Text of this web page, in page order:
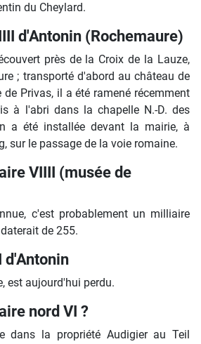
du Cheylard.
d'Antonin (Rochemaure)
près de la Croix de la Lauze,
; transporté d'abord au château de
Privas, il a été ramené récemment
à l'abri dans la chapelle N.-D. des
a été installée devant la mairie, à
sur le passage de la voie romaine.
VIIII (musée de
c'est probablement un milliaire
de 255.
d'Antonin
est aujourd'hui perdu.
nord VI ?
dans la propriété Audigier au Teil